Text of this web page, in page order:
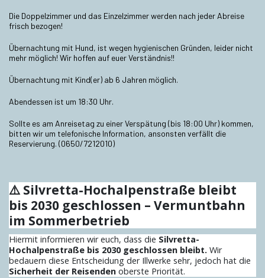
Die Doppelzimmer und das Einzelzimmer werden nach jeder Abreise
frisch bezogen!
Übernachtung mit Hund, ist wegen hygienischen Gründen, leider nicht
mehr möglich! Wir hoffen auf euer Verständnis!!
Übernachtung mit Kind(er) ab 6 Jahren möglich.
Abendessen ist um 18:30 Uhr.
Sollte es am Anreisetag zu einer Verspätung (bis 18:00 Uhr) kommen,
bitten wir um telefonische Information, ansonsten verfällt die
Reservierung. (0650/7212010)
⚠️ Silvretta-Hochalpenstraße bleibt
bis 2030 geschlossen – Vermuntbahn
im Sommerbetrieb
Hiermit informieren wir euch, dass die Silvretta-
Hochalpenstraße bis 2030 geschlossen bleibt. Wir
bedauern diese Entscheidung der Illwerke sehr, jedoch hat die
Sicherheit der Reisenden oberste Priorität.